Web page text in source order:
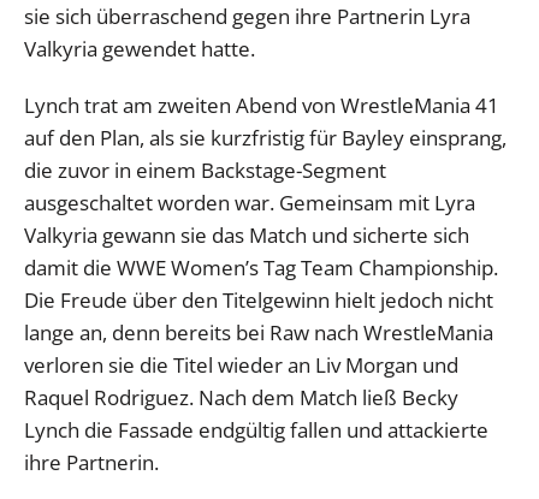
sie sich überraschend gegen ihre Partnerin Lyra
Valkyria gewendet hatte.
Lynch trat am zweiten Abend von WrestleMania 41
auf den Plan, als sie kurzfristig für Bayley einsprang,
die zuvor in einem Backstage-Segment
ausgeschaltet worden war. Gemeinsam mit Lyra
Valkyria gewann sie das Match und sicherte sich
damit die WWE Women’s Tag Team Championship.
Die Freude über den Titelgewinn hielt jedoch nicht
lange an, denn bereits bei Raw nach WrestleMania
verloren sie die Titel wieder an Liv Morgan und
Raquel Rodriguez. Nach dem Match ließ Becky
Lynch die Fassade endgültig fallen und attackierte
ihre Partnerin.